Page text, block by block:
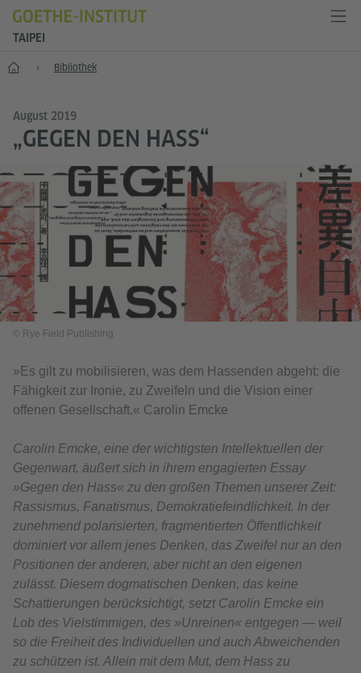
TAIPEI
Start Bibliothek
August 2019
„GEGEN DEN HASS“
© Rye Field Publishing
»Es gilt zu mobilisieren, was dem Hassenden abgeht: die
Fähigkeit zur Ironie, zu Zweifeln und die Vision einer
offenen Gesellschaft.« Carolin Emcke
Carolin Emcke, eine der wichtigsten Intellektuellen der
Gegenwart, äußert sich in ihrem engagierten Essay
»Gegen den Hass« zu den großen Themen unserer Zeit:
Rassismus, Fanatismus, Demokratiefeindlichkeit. In der
zunehmend polarisierten, fragmentierten Öffentlichkeit
dominiert vor allem jenes Denken, das Zweifel nur an den
Positionen der anderen, aber nicht an den eigenen
zulässt. Diesem dogmatischen Denken, das keine
Schattierungen berücksichtigt, setzt Carolin Emcke ein
Lob des Vielstimmigen, des »Unreinen« entgegen ― weil
so die Freiheit des Individuellen und auch Abweichenden
zu schützen ist. Allein mit dem Mut, dem Hass zu